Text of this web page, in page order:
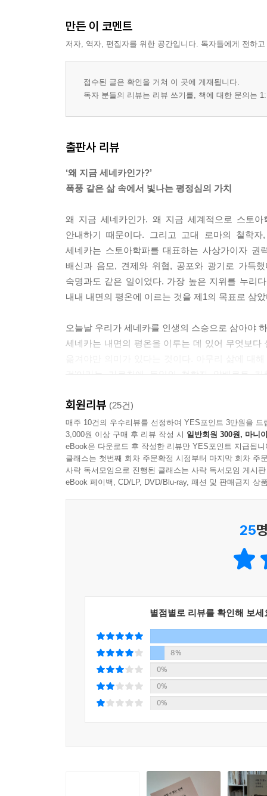
만든 이 코멘트
저자, 역자, 편집자를 위한 공간입니다. 독자들에게 전하
접수된 글은 확인을 거쳐 이 곳에 게재됩니다.
독자 분들의 리뷰는 리뷰 쓰기를, 책에 대한 문의는
출판사 리뷰
‘왜 지금 세네카인가?’
폭풍 같은 삶 속에서 빛나는 평정심의 가치
왜 지금 세네카인가. 왜 지금 세계적으로 스토
안내하기 때문이다. 그리고 고대 로마의 철학
세네카는 스토아학파를 대표하는 사상가이자
배신과 음모, 견제와 위협, 공포와 광기로 가득
숙명과도 같은 일이었다. 가장 높은 지위를 누리
내내 내면의 평온에 이르는 것을 제1의 목표로 삼
오늘날 우리가 세네카를 인생의 스승으로 삼아야
세네카는 내면의 평온을 이루는 데 있어 무엇보
것’이라는 가르침에 독일의 철학자 알베르트
문제들에 관한 세네카의 이야기를 세 차례의 수
세네카의 삶 또한 깊이 파고드는 이 책은 요동치
되어줄 것이다.
“잘 산다는 것은 철학의 선물”
자신과 사람, 운명에 관한 가장 지혜로운 해답
것도 있고, 자기 자신과의 관계에서 비롯한 것도
철학은 영혼을 가르치고 삶을 형성하기 때문이다.
두 번째 장은 세상과 운명을 다룬다. 세상, 운명
가라앉히고 공포의 엄습을 막아낼 이성에 관해
않고 의연한 태도를 견지할 수 있다.
세 번째 장은 자기 자신과의 관계를 다룬다. 세
것을 주문한다. 결함은 모두에게 존재하며, 타인
회원리뷰 (25건)
매주 10건의 우수리뷰를 선정하여 YES포인트 3만원을 드
3,000원 이상 구매 후 리뷰 작성 시 일반회원 300원, 마니
eBook은 다운로드 후 작성한 리뷰만 YES포인트 지급됩니
클래스는 첫번째 회차 주문확정 시점부터 마지막 회차 주
사락 독서모임으로 진행된 클래스는 사락 독서모임 게시
eBook 페이백, CD/LP, DVD/Blu-ray, 패션 및 판매금지 상
25
별점별로 리뷰를 확인해 보세
8%
0%
0%
0%